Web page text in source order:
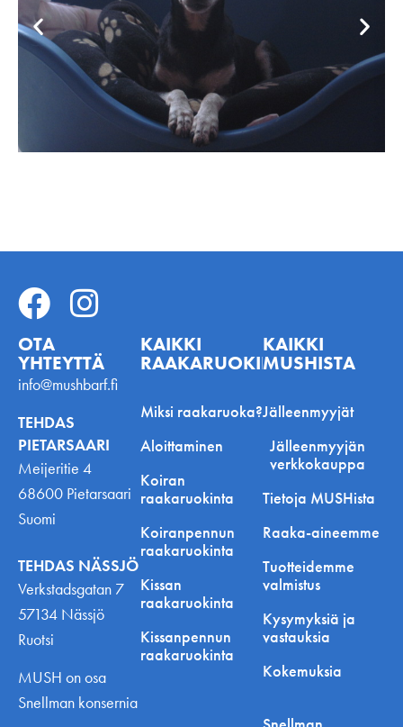
OTA
YHTEYTTÄ
info@mushbarf.fi
TEHDAS
PIETARSAARI
Meijeritie 4
68600 Pietarsaari
Suomi
TEHDAS NÄSSJÖ
Verkstadsgatan 7
57134 Nässjö
Ruotsi
MUSH on osa
Snellman konsernia
KAIKKI
RAAKARUOKINNASTA
Miksi raakaruoka?
Aloittaminen
Koiran
raakaruokinta
Koiranpennun
raakaruokinta
Kissan
raakaruokinta
Kissanpennun
raakaruokinta
KAIKKI
MUSHISTA
Jälleenmyyjät
Jälleenmyyjän
verkkokauppa
Tietoja MUSHista
Raaka-aineemme
Tuotteidemme
valmistus
Kysymyksiä ja
vastauksia
Kokemuksia